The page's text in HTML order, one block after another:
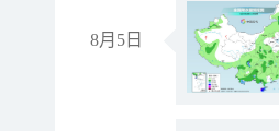
8月5日